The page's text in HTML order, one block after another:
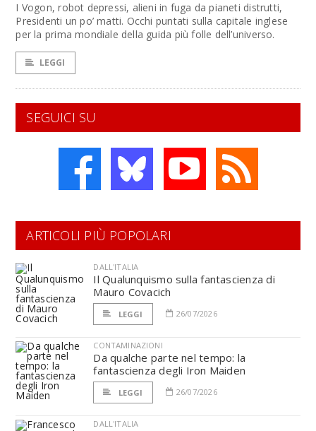
I Vogon, robot depressi, alieni in fuga da pianeti distrutti,
Presidenti un po’ matti. Occhi puntati sulla capitale inglese
per la prima mondiale della guida più folle dell’universo.
LEGGI
SEGUICI SU
ARTICOLI PIÙ POPOLARI
DALL'ITALIA
Il Qualunquismo sulla fantascienza di
Mauro Covacich
LEGGI 26/07/2026
CONTAMINAZIONI
Da qualche parte nel tempo: la
fantascienza degli Iron Maiden
LEGGI 26/07/2026
DALL'ITALIA